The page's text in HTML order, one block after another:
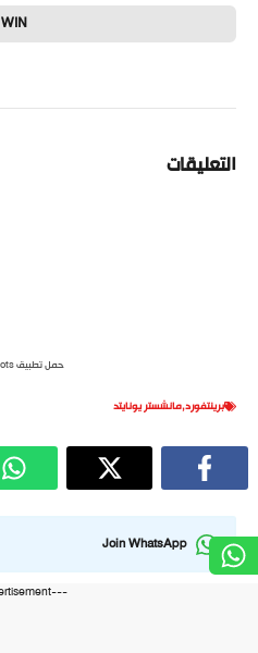
WIN
التعليقات
حمل تطبيق newspoots
برينتفورد,مانشستر يونايتد
Join WhatsApp
---Advertisement---